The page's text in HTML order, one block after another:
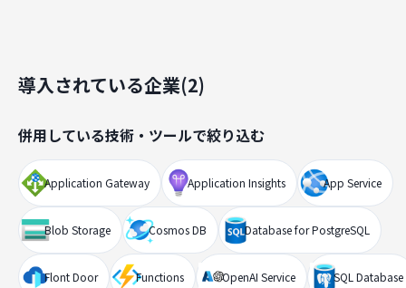
導入されている企業(2)
併用している技術・ツールで絞り込む
Application Gateway Application Insights App Service
Blob Storage Cosmos DB Database for PostgreSQL
Flont Door Functions OpenAI Service SQL Database